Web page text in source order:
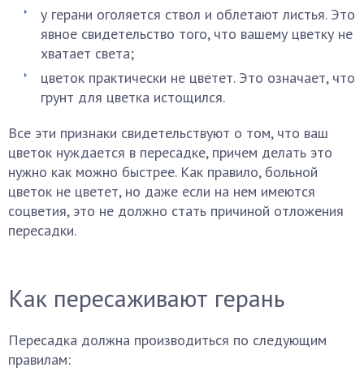
у герани оголяется ствол и облетают листья. Это
явное свидетельство того, что вашему цветку не
хватает света;
цветок практически не цветет. Это означает, что
грунт для цветка истощился.
Все эти признаки свидетельствуют о том, что ваш
цветок нуждается в пересадке, причем делать это
нужно как можно быстрее. Как правило, больной
цветок не цветет, но даже если на нем имеются
соцветия, это не должно стать причиной отложения
пересадки.
Как пересаживают герань
Пересадка должна производиться по следующим
правилам: